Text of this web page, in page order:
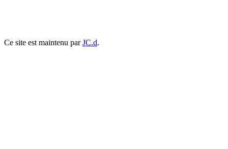
Ce site est maintenu parJC.d.